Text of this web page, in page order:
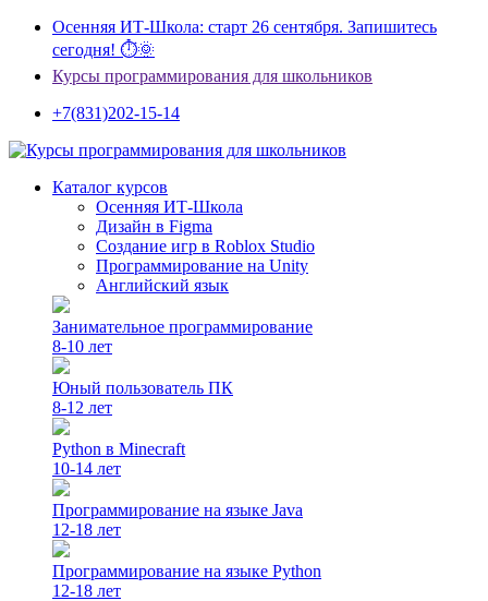
Осенняя ИТ-Школа: старт 26 сентября. Запишитесь
сегодня! ⏱🌞
Курсы программирования для школьников
+7(831)202-15-14
Каталог курсов
Осенняя ИТ-Школа
Дизайн в Figma
Создание игр в Roblox Studio
Программирование на Unity
Английский язык
Занимательное программирование
8-10 лет
Юный пользователь ПК
8-12 лет
Python в Minecraft
10-14 лет
Программирование на языке Java
12-18 лет
Программирование на языке Python
12-18 лет